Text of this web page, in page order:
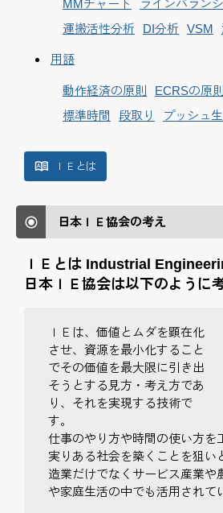
MMチャート
ラインバラン
運搬活性分析
DI分析 VSM
用語
動作経済の原則 ECRSの原則
標準時間
段取り プッシュ
ＩＥとは
日本ＩＥ協会の考え
ＩＥとは Industrial
日本ＩＥ協会は以下のように
ＩＥは、価値とムダを顕在化
させ、資源を最小化すること
でその価値を最大限に引き出
そうとする見方・考え方であ
り、それを実現する技術で
す。
仕事のやり方や時間の使い方を
実りある社会を築くことを狙い
造業だけでなくサービス産業や
や家庭生活の中でも活用されて